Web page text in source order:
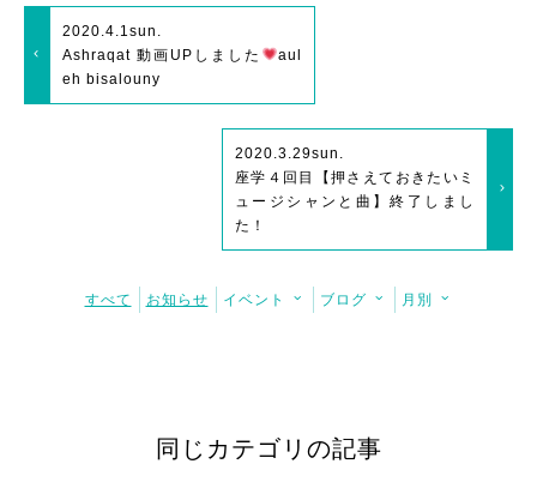
2020.4.1 sun.
Ashraqat 動画UPしました
aul
eh bisalouny
2020.3.29sun.
座学４回目【押さえておきたいミ
ュージシャンと曲】終了しまし
た！
すべて お知らせ イベント ブログ 月別
同じカテゴリの記事